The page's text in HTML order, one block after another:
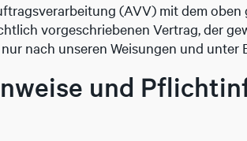
(AVV) mit dem
vorgeschriebenen Vertrag, der
nach unseren Weisungen und unter
und